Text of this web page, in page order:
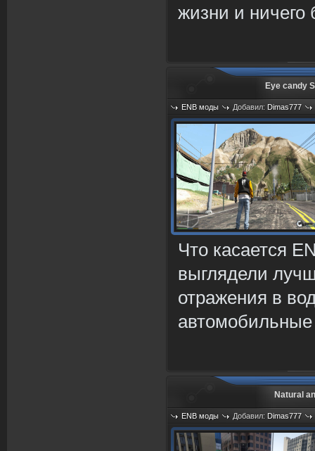
жизни и
Eye candy
ENB моды Добавил: Dimas777
Просмотров: 1085
Что касается
выглядели
отражения в
Natural
ENB моды Добавил: Dimas777
Просмотров: 1123